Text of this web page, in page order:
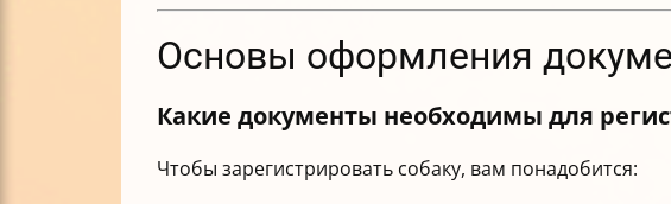
Основы оформления
Какие документы необходимы для
Чтобы зарегистрировать собаку, вам понадобится: